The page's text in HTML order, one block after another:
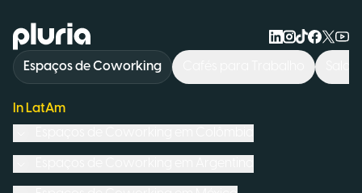
Logo Pluria
Espaços de Coworking
In LatAm